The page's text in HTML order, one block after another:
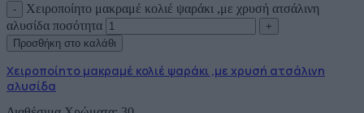
Χειροποίητο μακραμέ κολιέ ψαράκι ,με χρυσή ατσάλινη
αλυσίδα ποσότητα
Προσθήκη στο καλάθι
Χειροποίητο μακραμέ κολιέ ψαράκι ,με χρυσή ατσάλινη
αλυσίδα